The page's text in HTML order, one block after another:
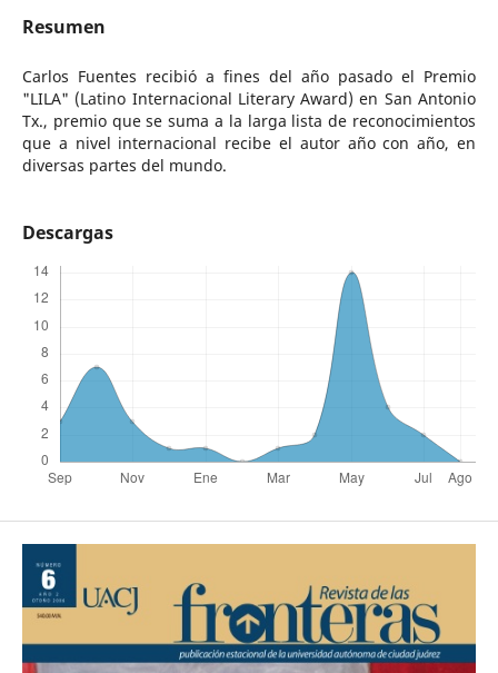
Resumen
Carlos Fuentes recibió a fines del año pasado el Premio
"LILA" (Latino Internacional Literary Award) en San Antonio
Tx., premio que se suma a la larga lista de reconocimientos
que a nivel internacional recibe el autor año con año, en
diversas partes del mundo.
Descargas